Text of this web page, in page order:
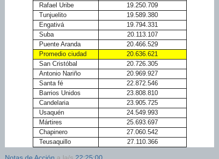
Rafael Uribe
19.250.709
Tunjuelito
19.589.380
Engativá
19.794.331
Suba
20.113.107
Puente Aranda
20.466.529
Promedio ciudad
20.636.621
San Cristóbal
20.726.305
Antonio Nariño
20.969.927
Santa fé
22.872.546
Barrios Unidos
23.808.810
Candelaria
23.905.725
Usaquén
24.549.993
Mártires
25.693.697
Chapinero
27.060.542
Teusaquillo
27.110.366